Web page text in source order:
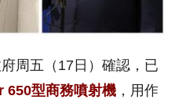
周五（17日）確認，已
650型商務噴射機 ，用作